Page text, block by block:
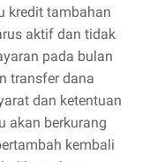
kredit tambahan
aktif dan tidak
pada bulan
transfer dana
dan ketentuan
akan berkurang
kembali